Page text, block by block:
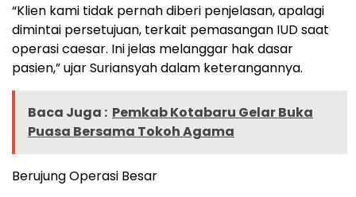
“Klien kami tidak pernah diberi penjelasan, apalagi
dimintai persetujuan, terkait pemasangan IUD saat
operasi caesar. Ini jelas melanggar hak dasar
pasien,” ujar Suriansyah dalam keterangannya.
Baca Juga : Pemkab Kotabaru Gelar Buka
Puasa Bersama Tokoh Agama
Berujung Operasi Besar